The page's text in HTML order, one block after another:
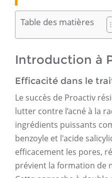
Table des matières
Introduction à
Efficacité dans le
Le succès de Proactiv
lutter contre l’acné à la
ingrédients puissants
benzoyle et l'acide
efficacement les pores,
prévient la formation de